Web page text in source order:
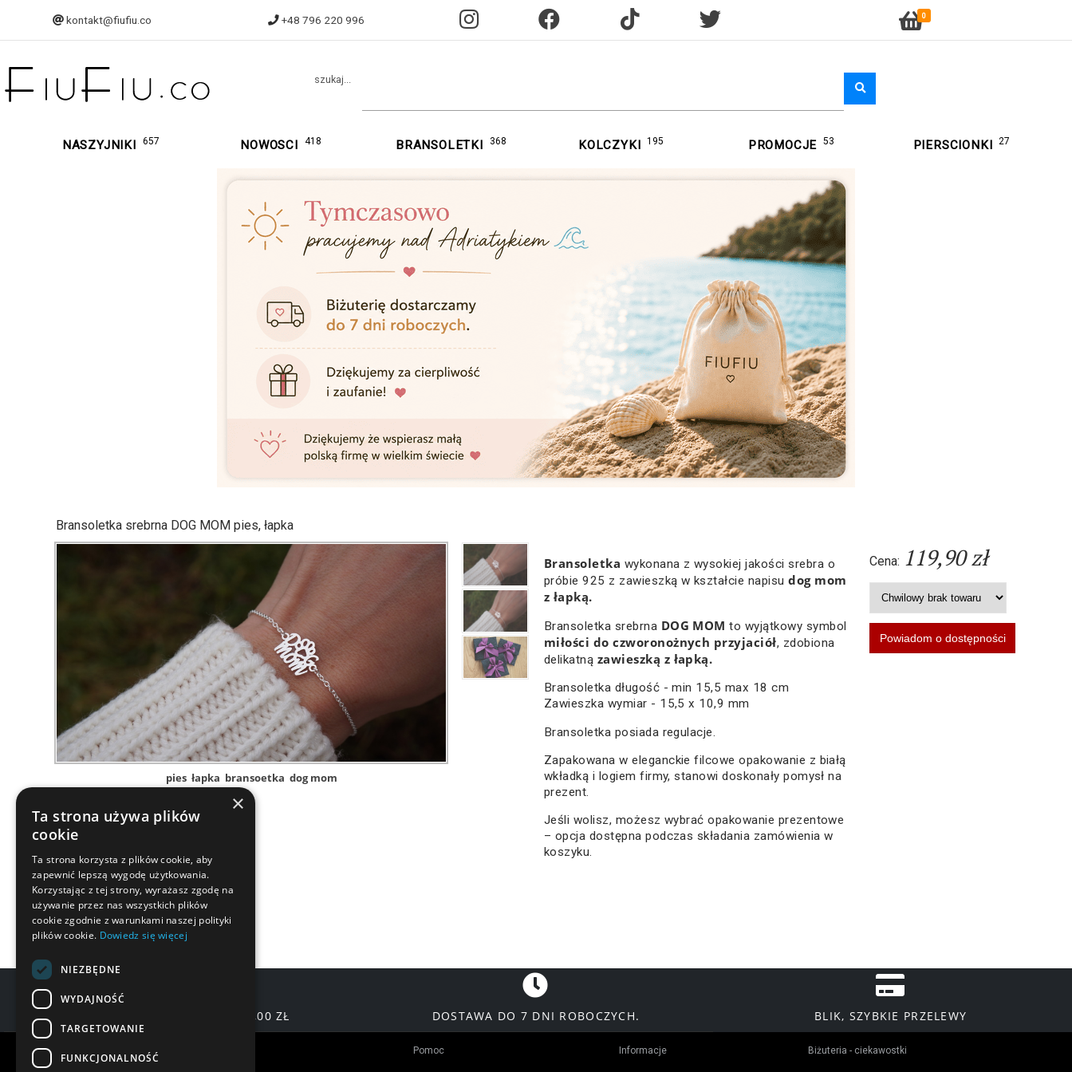
kontakt@fiufiu.co +48 796 220 996 0
szukaj...
NASZYJNIKI 657 NOWOSCI 418 BRANSOLETKI 368 KOLCZYKI 195 PROMOCJE 53 PIERSCIONKI 27
Bransoletka srebrna DOG MOM pies, łapka
pies łapka bransoetka dog mom
Bransoletka wykonana z wysokiej jakości srebra o
próbie 925 z zawieszką w kształcie napisudog mom
z łapką.
Bransoletka srebrna DOG MOM to wyjątkowy symbol
miłości do czworonożnych przyjaciół, zdobiona
delikatną zawieszką z łapką.
Bransoletka długość - min 15,5 max 18 cm
Zawieszka wymiar - 15,5 x 10,9 mm
Bransoletka posiada regulacje.
Zapakowana w eleganckie filcowe opakowanie z białą
wkładką i logiem firmy, stanowi doskonały pomysł na
prezent.
Jeśli wolisz, możesz wybrać opakowanie prezentowe
– opcja dostępna podczas składania zamówienia w
koszyku.
Cena: 119,90 zł
DARMOWA DOSTAWA OD 200,00 ZŁ DOSTAWA DO 7 DNI ROBOCZYCH. BLIK, SZYBKIE PRZELEWY
Pomoc Informacje Biżuteria - ciekawostki
×
Ta strona używa plików
cookie
Ta strona korzysta z plików cookie, aby
zapewnić lepszą wygodę użytkowania.
Korzystając z tej strony, wyrażasz zgodę na
używanie przez nas wszystkich plików
cookie zgodnie z warunkami naszej polityki
plików cookie. Dowiedz się więcej
NIEZBĘDNE
WYDAJNOŚĆ
TARGETOWANIE
FUNKCJONALNOŚĆ